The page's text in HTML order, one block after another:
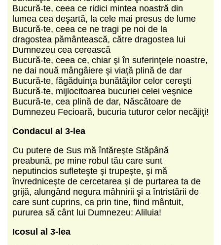
Bucură-te, ceea ce ridici mintea noastră din
lumea cea deşartă, la cele mai presus de lume
Bucură-te, ceea ce ne tragi pe noi de la
dragostea pământească, către dragostea lui
Dumnezeu cea cerească
Bucură-te, ceea ce, chiar şi în suferinţele noastre,
ne dai nouă mângâiere şi viaţă plină de dar
Bucură-te, făgăduinţa bunătăţilor celor cereşti
Bucură-te, mijlocitoarea bucuriei celei veşnice
Bucură-te, cea plină de dar, Născătoare de
Dumnezeu Fecioară, bucuria tuturor celor necăjiţi!
Condacul al 3-lea
Cu putere de Sus mă întăreşte Stăpână
preabună, pe mine robul tău care sunt
neputincios sufleteşte şi trupeşte, şi mă
învredniceşte de cercetarea şi de purtarea ta de
grijă, alungând negura mâhnirii şi a întristării de
care sunt cuprins, ca prin tine, fiind mântuit,
pururea să cânt lui Dumnezeu: Aliluia!
Icosul al 3-lea